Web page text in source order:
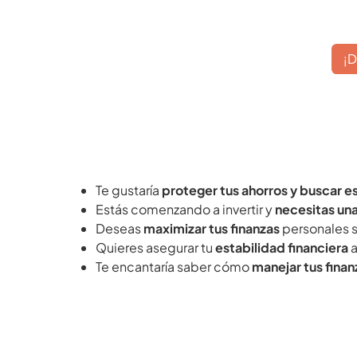
Te gustaría proteger tus ahorros y buscar
Estás comenzando a invertir ynecesitas
Deseasmaximizar tus finanzaspersonales
Quieres asegurar tuestabilidad financiera
Te encantaría saber cómomanejar tus